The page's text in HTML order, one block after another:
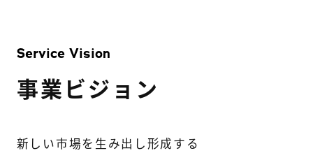
Service Vision
事業ビジョン
新しい市場を生み出し形成する